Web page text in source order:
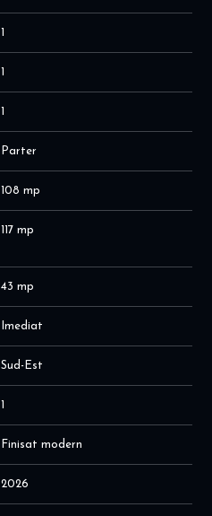
1
1
1
Parter
108 mp
117 mp
43 mp
Imediat
Sud-Est
1
Finisat modern
2026